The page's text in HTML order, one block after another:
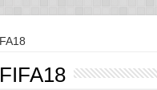
FIFA18